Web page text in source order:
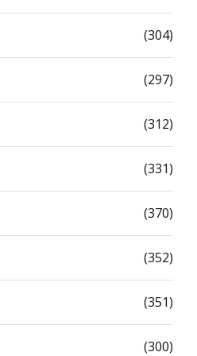
(304)
(297)
(312)
(331)
(370)
(352)
(351)
(300)